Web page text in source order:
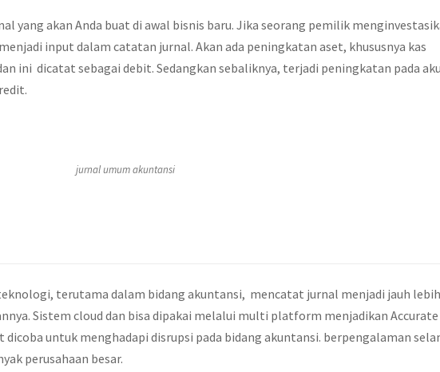
yang akan Anda buat di awal bisnis baru. Jika seorang pemilik
input dalam catatan jurnal. Akan ada peningkatan aset, khususnya kas
ini dicatat sebagai debit. Sedangkan sebaliknya, terjadi peningkatan pada
jurnal umum akuntansi
terutama dalam bidang akuntansi, mencatat jurnal menjadi jauh lebih
Sistem cloud dan bisa dipakai melalui multi platform menjadikan Accurate
untuk menghadapi disrupsi pada bidang akuntansi. berpengalaman
perusahaan besar.